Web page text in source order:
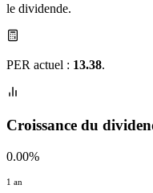
le dividende.
PER actuel : 13.38.
Croissance du
0.00%
1 an